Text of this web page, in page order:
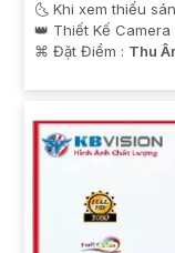
🌜 Khi xem thiếu
👑 Thiết Kế Camera
️⌘ Đặt Điểm : Thu